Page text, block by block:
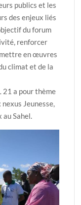
publics et les
des enjeux liés
du forum
renforcer
mettre en œuvres
climat et de la
21 a pour thème
Jeunesse,
Sahel.